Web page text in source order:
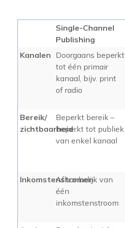
Single-Channel
Publishing
Kanalen Doorgaans beperkt
tot één primair
kanaal, bijv. print
of radio
Bereik/
zichtbaarheid
Beperkt bereik –
beperkt tot publiek
van enkel kanaal
Inkomstenstromen
Afhankelijk van
één
inkomstenstroom